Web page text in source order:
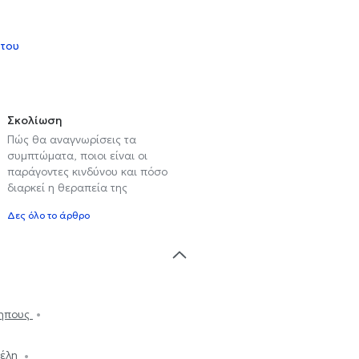
Σκολίωση
Πώς θα αναγνωρίσεις τα
συμπτώματα, ποιοι είναι οι
παράγοντες κινδύνου και πόσο
διαρκεί η θεραπεία της
Δες όλο το άρθρο